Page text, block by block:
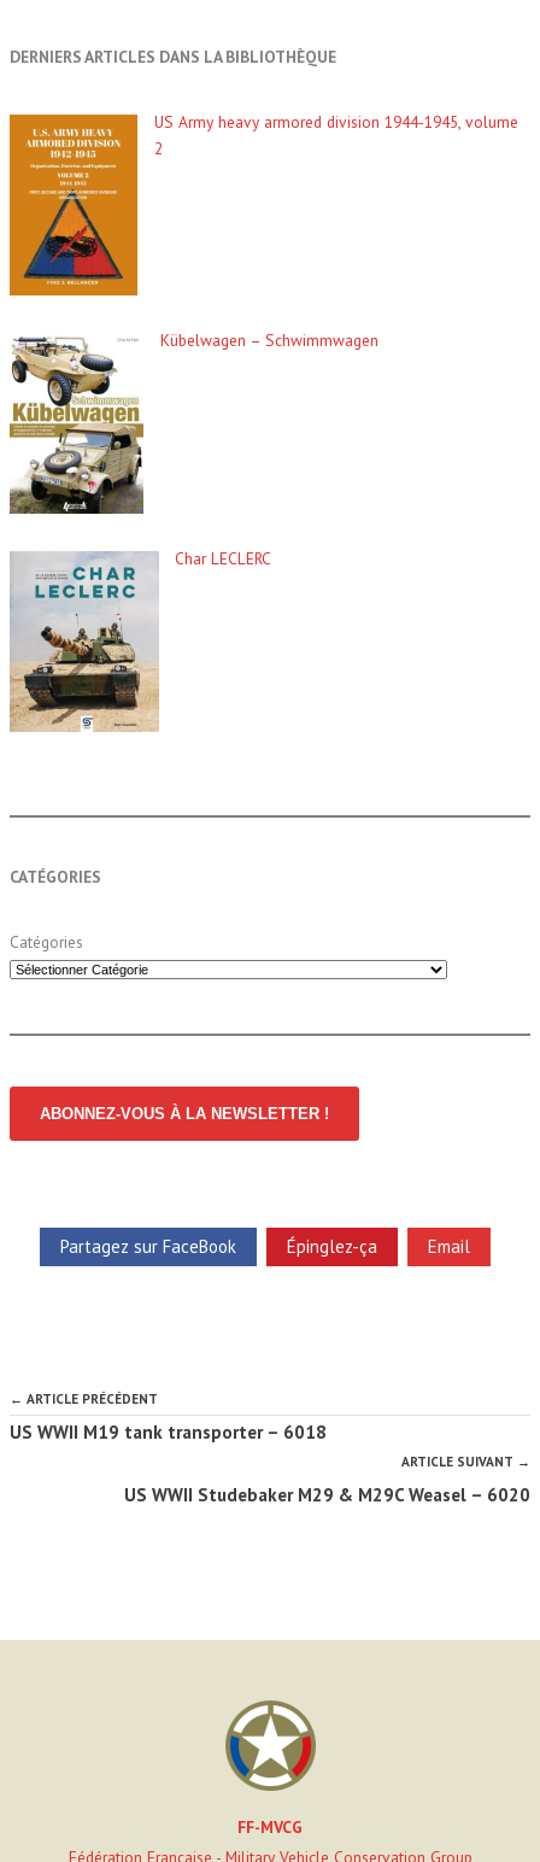
DERNIERS ARTICLES DANS LA BIBLIOTHÈQUE
US Army heavy armored division 1944-1945, volume
2
Kübelwagen – Schwimmwagen
Char LECLERC
CATÉGORIES
Catégories
ABONNEZ-VOUS À LA NEWSLETTER !
Partagez sur FaceBook Épinglez-ça Email
← ARTICLE PRÉCÉDENT
US WWII M19 tank transporter – 6018
ARTICLE SUIVANT →
US WWII Studebaker M29 & M29C Weasel – 6020
FF-MVCG
Fédération Française - Military Vehicle Conservation Group